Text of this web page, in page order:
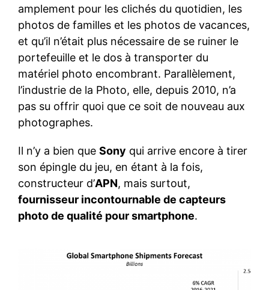
amplement pour les clichés du quotidien, les
photos de familles et les photos de vacances,
et qu’il n’était plus nécessaire de se ruiner le
portefeuille et le dos à transporter du
matériel photo encombrant. Parallèlement,
l’industrie de la Photo, elle, depuis 2010, n’a
pas su offrir quoi que ce soit de nouveau aux
photographes.
Il n’y a bien que Sony qui arrive encore à tirer
son épingle du jeu, en étant à la fois,
constructeur d’APN, mais surtout,
fournisseur incontournable de capteurs
photo de qualité pour smartphone.